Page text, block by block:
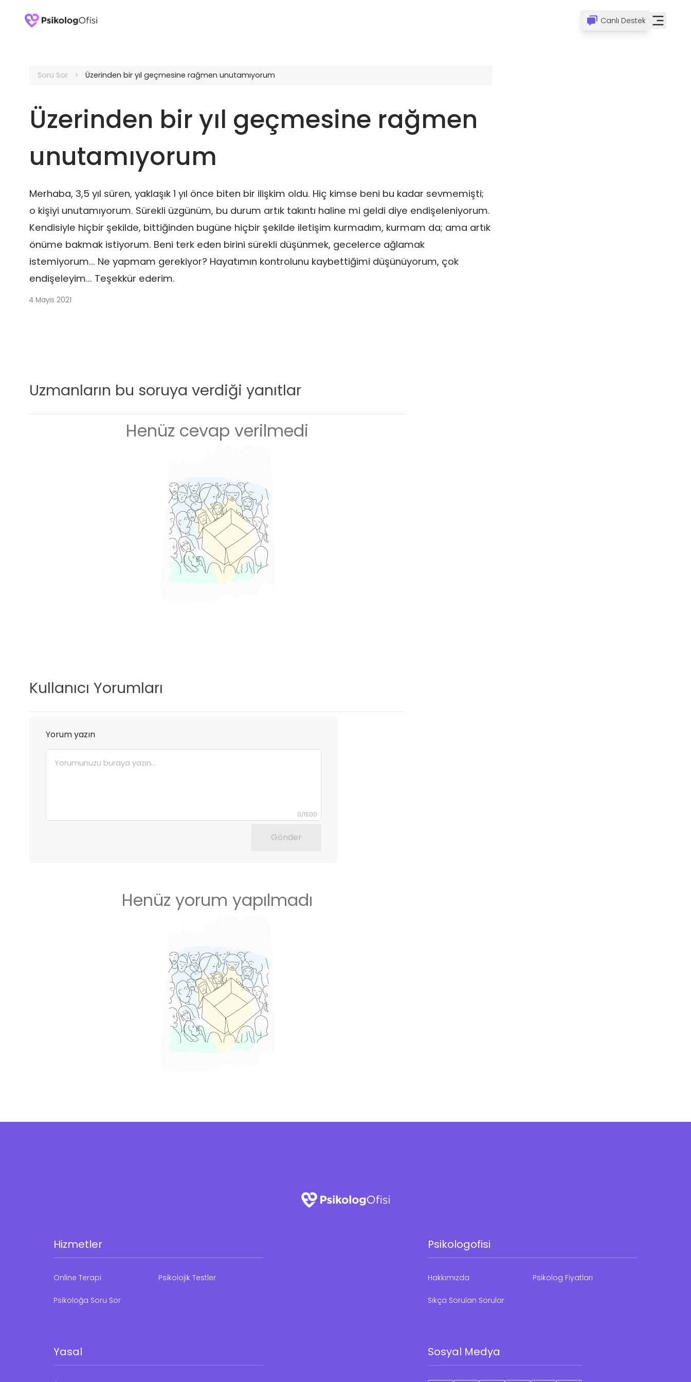
Canlı Destek
Soru Sor Üzerinden bir yıl geçmesine rağmen unutamıyorum
Üzerinden bir yıl geçmesine rağmen
unutamıyorum
Merhaba, 3,5 yıl süren, yaklaşık 1 yıl önce biten bir ilişkim oldu. Hiç kimse beni bu kadar sevmemişti;
o kişiyi unutamıyorum. Sürekli üzgünüm, bu durum artık takıntı haline mi geldi diye endişeleniyorum.
Kendisiyle hiçbir şekilde, bittiğinden bugüne hiçbir şekilde iletişim kurmadım, kurmam da; ama artık
önüme bakmak istiyorum. Beni terk eden birini sürekli düşünmek, gecelerce ağlamak
istemiyorum... Ne yapmam gerekiyor? Hayatımın kontrolunu kaybettiğimi düşünüyorum, çok
endişeleyim... Teşekkür ederim.
4 Mayıs 2021
Uzmanların bu soruya verdiği yanıtlar
Henüz cevap verilmedi
Kullanıcı Yorumları
Yorum yazın
0/1500
Gönder
Henüz yorum yapılmadı
Hizmetler
Online Terapi Psikolojik Testler
Psikoloğa Soru Sor
Psikologofisi
Hakkımızda Psikolog Fiyatları
Sıkça Sorulan Sorular
Yasal Sosyal Medya